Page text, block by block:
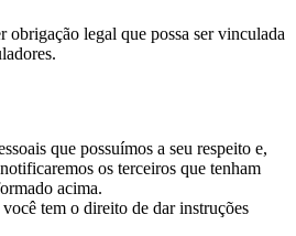
obrigação legal que possa ser vinculada
que possuímos a seu respeito e,
os terceiros que tenham
acima.
tem o direito de dar instruções